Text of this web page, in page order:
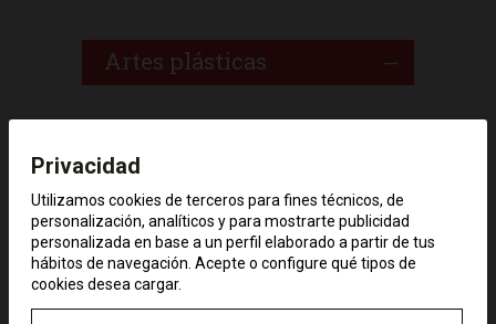
Artes plásticas
didáctica.
Filosofía
Física y química
Privacidad
Utilizamos cookies de terceros para fines técnicos, de
personalización, analíticos y para mostrarte publicidad
personalizada en base a un perfil elaborado a partir de tus
hábitos de navegación. Acepte o configure qué tipos de
cookies desea cargar.